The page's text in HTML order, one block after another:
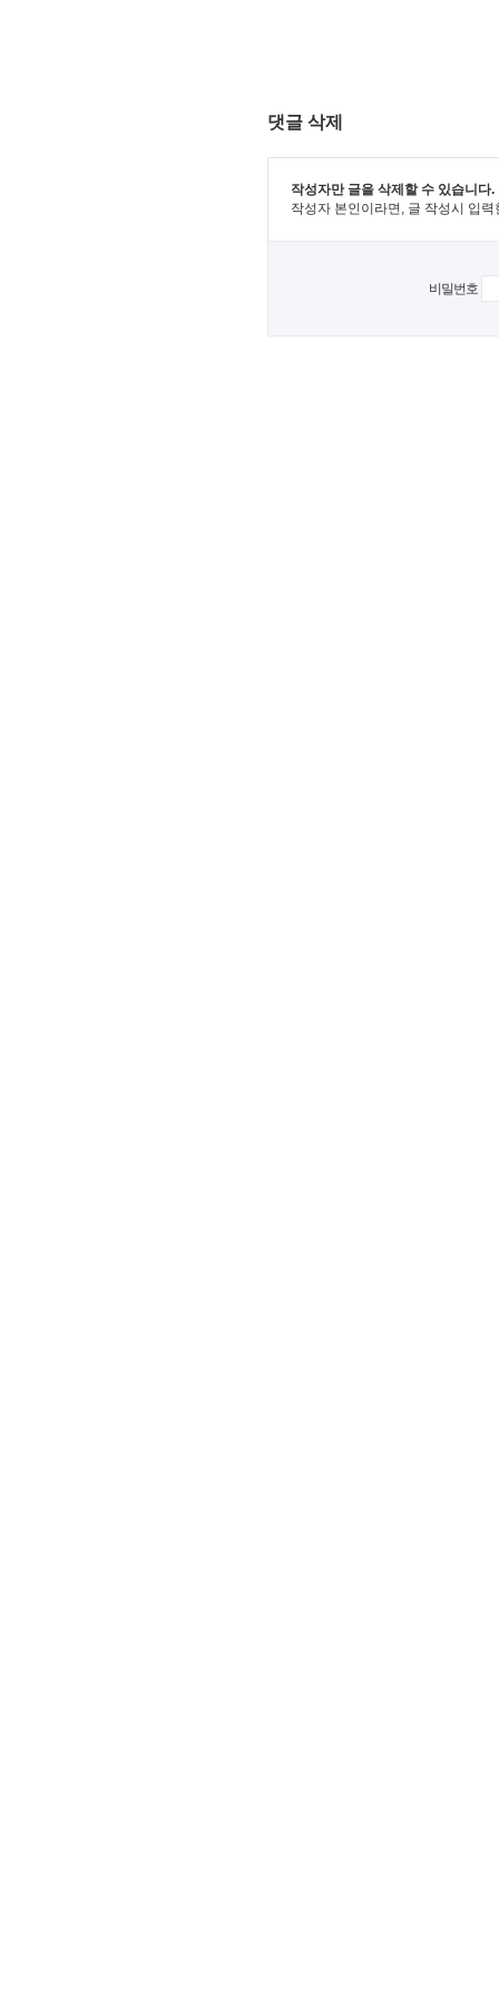
댓글 삭제
작성자만 글을 삭제할 수 있습니다.
작성자 본인이라면, 글 작성시 입
비밀번호